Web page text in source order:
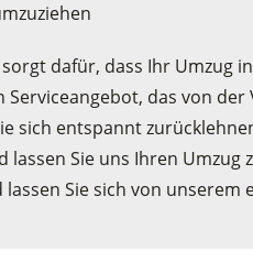
dafür, dass Ihr Umzug
das von
sich entspannt
Sie uns Ihren Umzug
Sie sich von unserem